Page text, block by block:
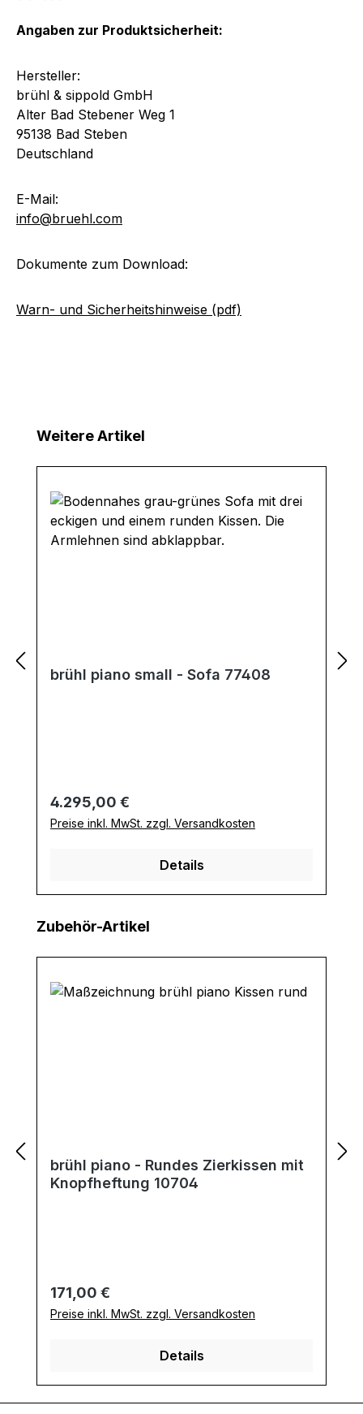
Angaben zur Produktsicherheit:
Hersteller:
brühl & sippold GmbH
Alter Bad Stebener Weg 1
95138 Bad Steben
Deutschland
E-Mail:
info@bruehl.com
Dokumente zum Download:
Warn- und Sicherheitshinweise (pdf)
Produktgalerie überspringen
Weitere Artikel
brühl piano small - Sofa 77408
Regulärer Preis:
4.295,00 €
Preise inkl. MwSt. zzgl. Versandkosten
Details
Produktgalerie überspringen
Zubehör-Artikel
brühl piano - Rundes Zierkissen mit
Knopfheftung 10704
Regulärer Preis:
171,00 €
Preise inkl. MwSt. zzgl. Versandkosten
Details